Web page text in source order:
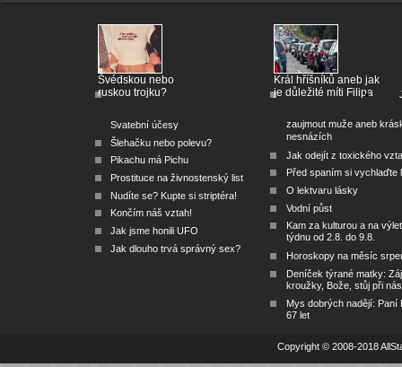
Švédskou nebo
ruskou trojku?
Svatební účesy
Šlehačku nebo polevu?
Pikachu má Pichu
Prostituce na živnostenský list
Nudíte se? Kupte si striptéra!
Končím náš vztah!
Jak jsme honili UFO
Jak dlouho trvá správný sex?
Král hříšníků aneb jak
je důležité míti Filipa
zaujmout muže aneb
nesnázích
Jak odejít z toxického
Před spaním si vychlaďte
O lektvaru lásky
Vodní půst
Kam za kulturou a na
týdnu od 2.8. do 9.8.
Horoskopy na měsíc
Deníček týrané matky:
kroužky, Bože, stůj při nás
Mys dobrých nadějí: Paní
67 let
Copyright © 2008-2018